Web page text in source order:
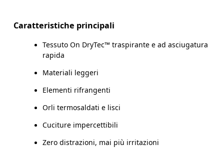
Come prendere le misure
Caratteristiche principali
Tessuto On DryTec™ traspirante e ad asciugatura
rapida
Materiali leggeri
Elementi rifrangenti
Orli termosaldati e lisci
Cuciture impercettibili
Zero distrazioni, mai più irritazioni